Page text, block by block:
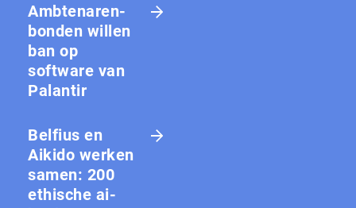
Amb­te­na­ren­
bon­den willen
ban op
software van
Palantir
Belfius en
Aikido werken
samen: 200
ethische ai-